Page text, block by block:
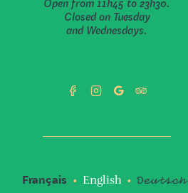
Open from 11h45 to 23h30.
Closed on Tuesday
and Wednesdays.
Français English Deutsch